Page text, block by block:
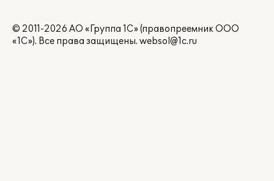
© 2011-2026 АО «Группа 1С» (правопреемник ООО
«1С»). Все права защищены. websol@1c.ru